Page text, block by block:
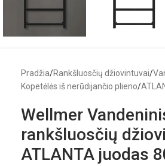
Pradžia/Rankšluosčių džiovintuvai/
Kopetėlės iš nerūdijančio plieno/
Wellmer
rankšluosčių
ATLANTA juodas